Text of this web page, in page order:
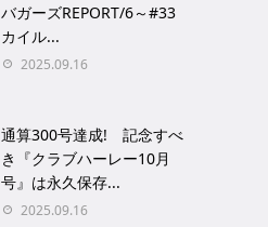
バガーズREPORT/6～#33
カイル...
2025.09.16
通算300号達成! 記念すべ
き『クラブハーレー10月
号』は永久保存...
2025.09.16